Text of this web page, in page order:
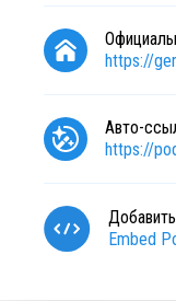
https://
Авто-
https://
Embed